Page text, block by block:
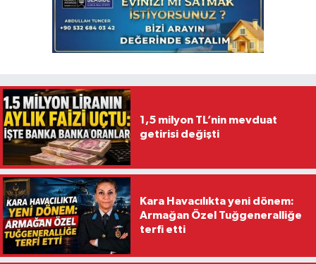
1,5 milyon TL’nin mevduat
getirisi değişti
Kara Havacılıkta yeni dönem:
Armağan Özel Tuğgeneralliğe
terfi etti